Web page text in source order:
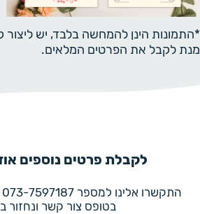
*התמונות הינן להמחשה בלבד, יש
מנת לקבל את הפרטים המלאים.
לקבלת פרטים נוספים
בטופס צור קשר ונחזור